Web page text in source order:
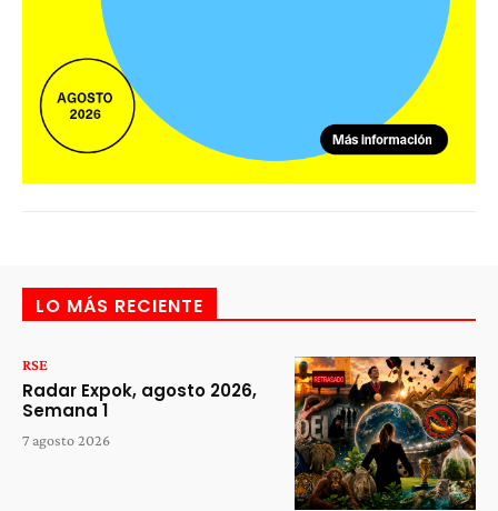
LO MÁS RECIENTE
RSE
Radar Expok, agosto 2026,
Semana 1
7 agosto 2026